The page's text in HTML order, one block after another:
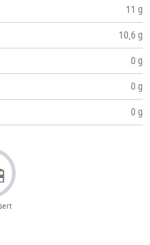
11 g
10,6 g
0 g
0 g
0 g